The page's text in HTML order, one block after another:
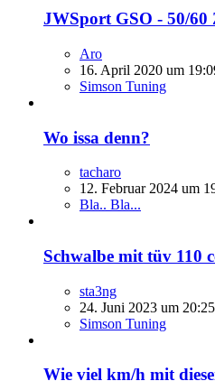
JWSport GSO - 50/
Aro
16. April 2020 um
Simson Tuning
Wo issa denn?
tacharo
12. Februar 2024 um
Bla.. Bla...
Schwalbe mit tüv 110
sta3ng
24. Juni 2023 um 20:25
Simson Tuning
Wie viel km/h mit